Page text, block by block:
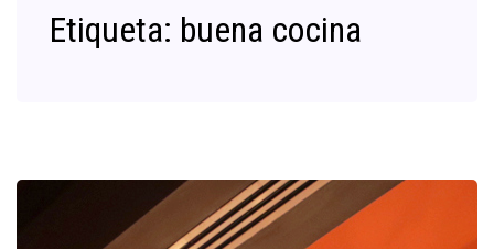
Etiqueta: buena cocina